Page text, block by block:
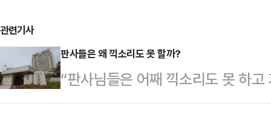
관련기사
판사들은 왜 끽소리도 못 할까?
“판사님들은 어째 끽소리도 못 하
고 있고, 사법권의 독립과 권위를